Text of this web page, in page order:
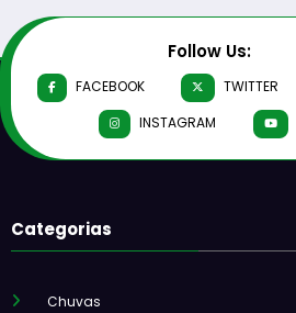
Follow Us:
FACEBOOK TWITTER
INSTAGRAM
Categorias
Chuvas